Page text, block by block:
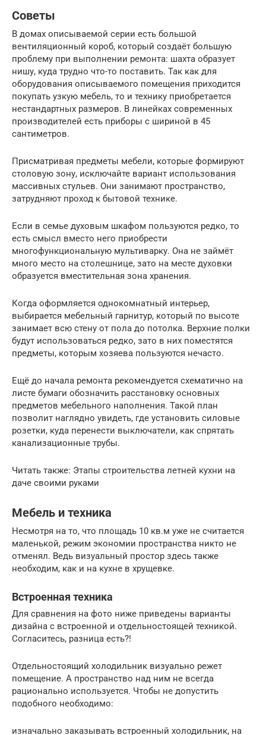
Советы
В домах описываемой серии есть большой
вентиляционный короб, который создаёт большую
проблему при выполнении ремонта: шахта образует
нишу, куда трудно что-то поставить. Так как для
оборудования описываемого помещения приходится
покупать узкую мебель, то и технику приобретается
нестандартных размеров. В линейках современных
производителей есть приборы с шириной в 45
сантиметров.
Присматривая предметы мебели, которые формируют
столовую зону, исключайте вариант использования
массивных стульев. Они занимают пространство,
затрудняют проход к бытовой технике.
Если в семье духовым шкафом пользуются редко, то
есть смысл вместо него приобрести
многофункциональную мультиварку. Она не займёт
много место на столешнице, зато на месте духовки
образуется вместительная зона хранения.
Когда оформляется однокомнатный интерьер,
выбирается мебельный гарнитур, который по высоте
занимает всю стену от пола до потолка. Верхние полки
будут использоваться редко, зато в них поместятся
предметы, которым хозяева пользуются нечасто.
Ещё до начала ремонта рекомендуется схематично на
листе бумаги обозначить расстановку основных
предметов мебельного наполнения. Такой план
позволит наглядно увидеть, где установить силовые
розетки, куда перенести выключатели, как спрятать
канализационные трубы.
Читать также: Этапы строительства летней кухни на
даче своими руками
Мебель и техника
Несмотря на то, что площадь 10 кв.м уже не считается
маленькой, режим экономии пространства никто не
отменял. Ведь визуальный простор здесь также
необходим, как и на кухне в хрущевке.
Встроенная техника
Для сравнения на фото ниже приведены варианты
дизайна с встроенной и отдельностоящей техникой.
Согласитесь, разница есть?!
Отдельностоящий холодильник визуально режет
помещение. А пространство над ним не всегда
рационально используется. Чтобы не допустить
подобного необходимо:
изначально заказывать встроенный холодильник, на